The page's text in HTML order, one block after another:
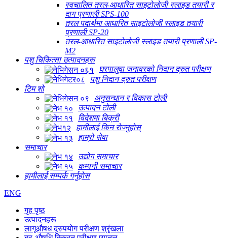
स्वचालित तरल-आधारित साइटोलोजी स्लाइड तयारी र
दाग प्रणाली SPS-100
तरल पदार्थमा आधारित साइटोलोजी स्लाइड तयारी
प्रणाली SP-20
तरल-आधारित साइटोलोजी स्लाइड तयारी प्रणाली SP-
M2
पशु चिकित्सा उत्पादनहरू
घरपालुवा जनावरको निदान द्रुत परीक्षण
पशु निदान द्रुत परीक्षण
टिम शो
अनुसन्धान र विकास टोली
उत्पादन टोली
विदेशमा बिक्री
हामीलाई किन रोज्नुहोस्
हाम्रो सेवा
समाचार
उद्योग समाचार
कम्पनी समाचार
हामीलाई सम्पर्क गर्नुहोस
ENG
गृह पृष्ठ
उत्पादनहरू
लागूऔषध दुरुपयोग परीक्षण श्रृंखला